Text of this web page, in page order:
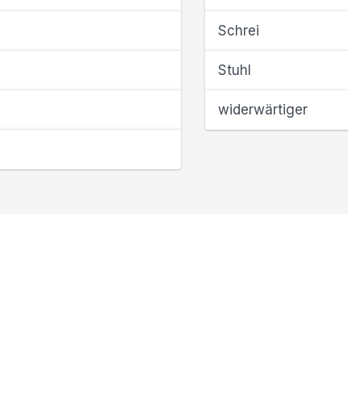
Schrei
Stuhl
widerwärtiger